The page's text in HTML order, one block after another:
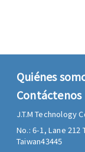
Quiénes
Contáctenos
J.T.M Technology
No.: 6-1, Lane 212
Taiwan43445